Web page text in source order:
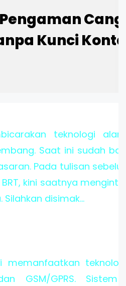
Kunci
teknologi
Saat ini sudah
Pada tulisan
kini saatnya
disimak...
memanfaatkan
GSM/GPRS. Sistem